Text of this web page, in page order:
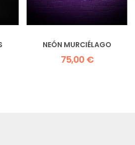
NEÓN MURCIÉLAGO
75,00 €